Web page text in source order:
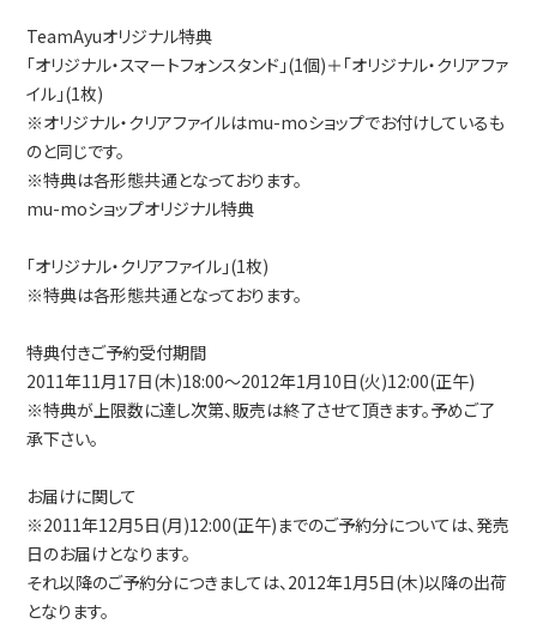
TeamAyuオリジナル特典
「オリジナル・スマートフォンスタンド」(1個)＋「オリジナル・クリアファ
イル」(1枚)
※オリジナル・クリアファイルはmu-moショップでお付けしているも
のと同じです。
※特典は各形態共通となっております。
mu-moショップオリジナル特典
「オリジナル・クリアファイル」(1枚)
※特典は各形態共通となっております。
特典付きご予約受付期間
2011年11月17日(木)18:00～2012年1月10日(火)12:00(正午)
※特典が上限数に達し次第、販売は終了させて頂きます。予めご了
承下さい。
お届けに関して
※2011年12月5日(月)12:00(正午)までのご予約分については、発売
日のお届けとなります。
それ以降のご予約分につきましては、2012年1月5日(木)以降の出荷
となります。